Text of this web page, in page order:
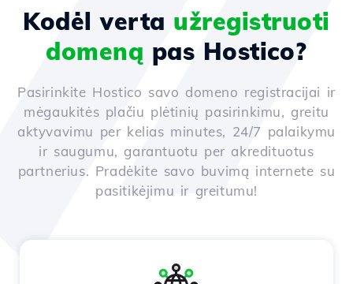
Kodėl verta užregistruoti
domeną pas Hostico?
Pasirinkite Hostico savo domeno registracijai ir
mėgaukitės plačiu plėtinių pasirinkimu, greitu
aktyvavimu per kelias minutes, 24/7 palaikymu
ir saugumu, garantuotu per akredituotus
partnerius. Pradėkite savo buvimą internete su
pasitikėjimu ir greitumu!